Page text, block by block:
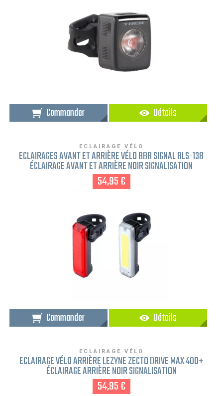
Commander Détails
ECLAIRAGE VÉLO
ECLAIRAGES AVANT ET ARRIÈRE VÉLO BBB SIGNAL BLS-138
ÉCLAIRAGE AVANT ET ARRIÈRE NOIR SIGNALISATION
54,95 €
Commander Détails
ECLAIRAGE VÉLO
ECLAIRAGE VÉLO ARRIÈRE LEZYNE ZECTO DRIVE MAX 400+
ÉCLAIRAGE ARRIÈRE NOIR SIGNALISATION
54,95 €